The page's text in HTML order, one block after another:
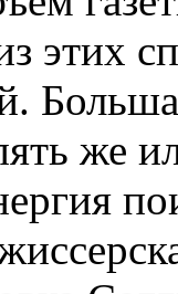
этих
же